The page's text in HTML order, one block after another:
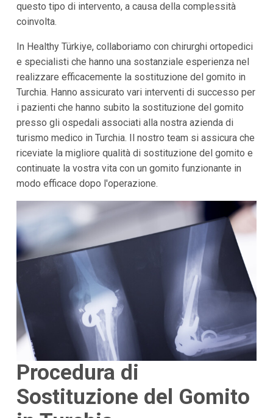
questo tipo di intervento, a causa della complessità
coinvolta.
In Healthy Türkiye, collaboriamo con chirurghi ortopedici
e specialisti che hanno una sostanziale esperienza nel
realizzare efficacemente la sostituzione del gomito in
Turchia. Hanno assicurato vari interventi di successo per
i pazienti che hanno subito la sostituzione del gomito
presso gli ospedali associati alla nostra azienda di
turismo medico in Turchia. Il nostro team si assicura che
riceviate la migliore qualità di sostituzione del gomito e
continuate la vostra vita con un gomito funzionante in
modo efficace dopo l'operazione.
Procedura di
Sostituzione del Gomito